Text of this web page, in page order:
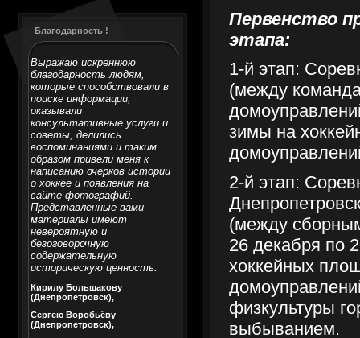
Благодарность !
Выражаю искреннюю
благодарность людям,
которые способствовали в
поиске информации,
оказывали
консультативные услуги и
советы, делились
воспоминаниями и таким
образом привели меня к
написанию очерков истории
о хоккее и появления на
сайте фотографий.
Представленные вами
материалы имеют
невероятную и
безоговорочную
содержательную
историческую ценность.
Кирилу Большакову
(Днепропетровск),
Сергею Воробьёву
(Днепропетровск),
Первенство
этапа:
1-й этап:
(между
зимы на
2-й этап:
(между
26 декабря по
хоккейных
физкультуры
выбыванием.